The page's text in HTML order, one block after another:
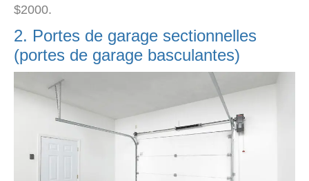
$2000.
2. Portes de garage sectionnelles
(portes de garage basculantes)